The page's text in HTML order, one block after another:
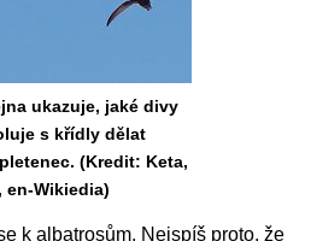
ukazuje, jaké divy
s křídly dělat
(Kredit: Keta,
en-Wikiedia)
k albatrosům. Nejspíš proto, že